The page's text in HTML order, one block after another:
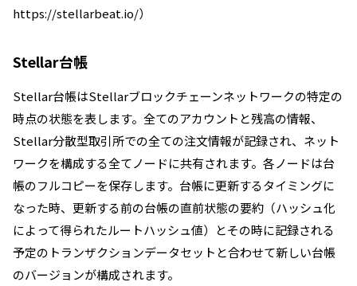
https://stellarbeat.io/）
Stellar台帳
Stellar台帳はStellarブロックチェーンネットワークの特定の
時点の状態を表します。全てのアカウントと残高の情報、
Stellar分散型取引所での全ての注文情報が記録され、ネット
ワークを構成する全てノードに共有されます。各ノードは台
帳のフルコピーを保存します。 台帳に更新するタイミングに
なった時、更新する前の台帳の直前状態の要約（ハッシュ化
によって得られたルートハッシュ値）とその時に記録される
予定のトランザクションデータセットと合わせて新しい台帳
のバージョンが構成されます。